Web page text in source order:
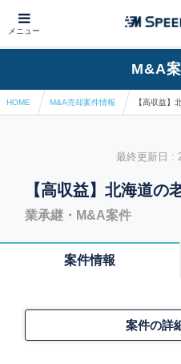
メニュー
M&A
HOME M&A売却案件情報
最終更新日 :
【高収益】北海道の
業承継・M&A案件
案件情報
案件の詳